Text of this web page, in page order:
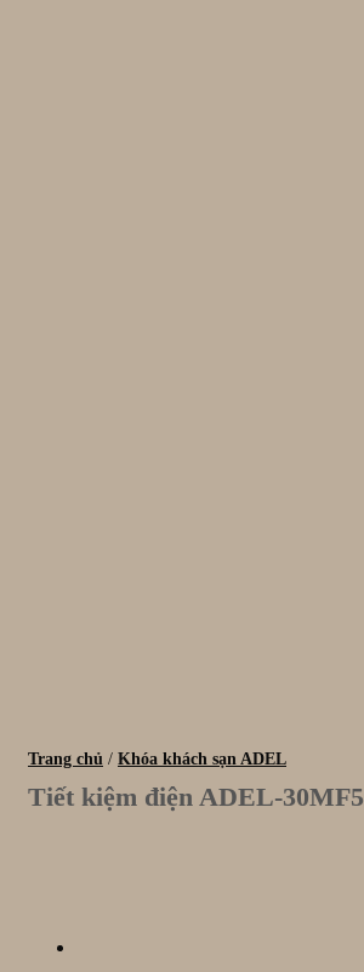
Trang chủ / Khóa khách sạn ADEL
Tiết kiệm điện ADEL-30MF5